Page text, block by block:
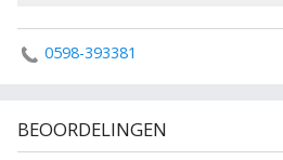
0598-393381
BEOORDELINGEN